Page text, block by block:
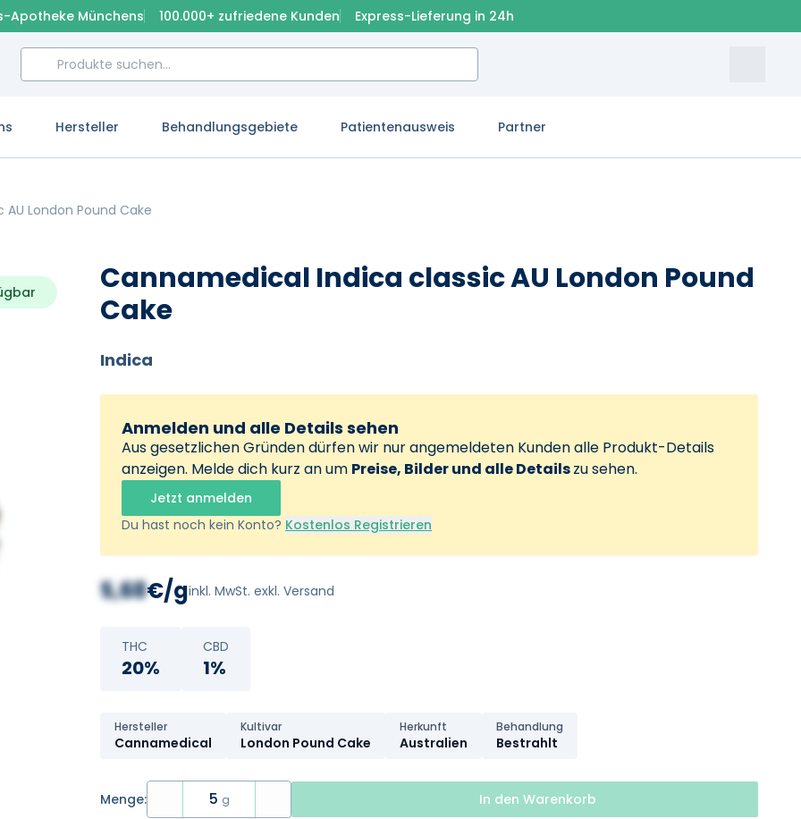
Apotheke Münchens 100.000+ zufriedene Kunden Express-Lieferung in 24h
Hersteller Behandlungsgebiete Patientenausweis Partner
London Pound Cake
Cannamedical Indica classic AU London Pound
Cake
Indica
Anmelden und alle Details sehen
Aus gesetzlichen Gründen dürfen wir nur angemeldeten Kunden alle Produkt-Details
anzeigen. Melde dich kurz an um Preise, Bilder und alle Detailszu sehen.
Jetzt anmelden
Du hast noch kein Konto? Kostenlos Registrieren
5,68€/ginkl. MwSt. exkl. Versand
THC
20%
CBD
1%
Hersteller
Cannamedical
Kultivar
London Pound Cake
Herkunft
Australien
Behandlung
Bestrahlt
Menge: 5 g In den Warenkorb